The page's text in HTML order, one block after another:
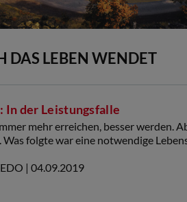
DAS LEBEN WENDET
In der Leistungsfalle
mehr erreichen, besser werden.
folgte war eine notwendige
| 04.09.2019